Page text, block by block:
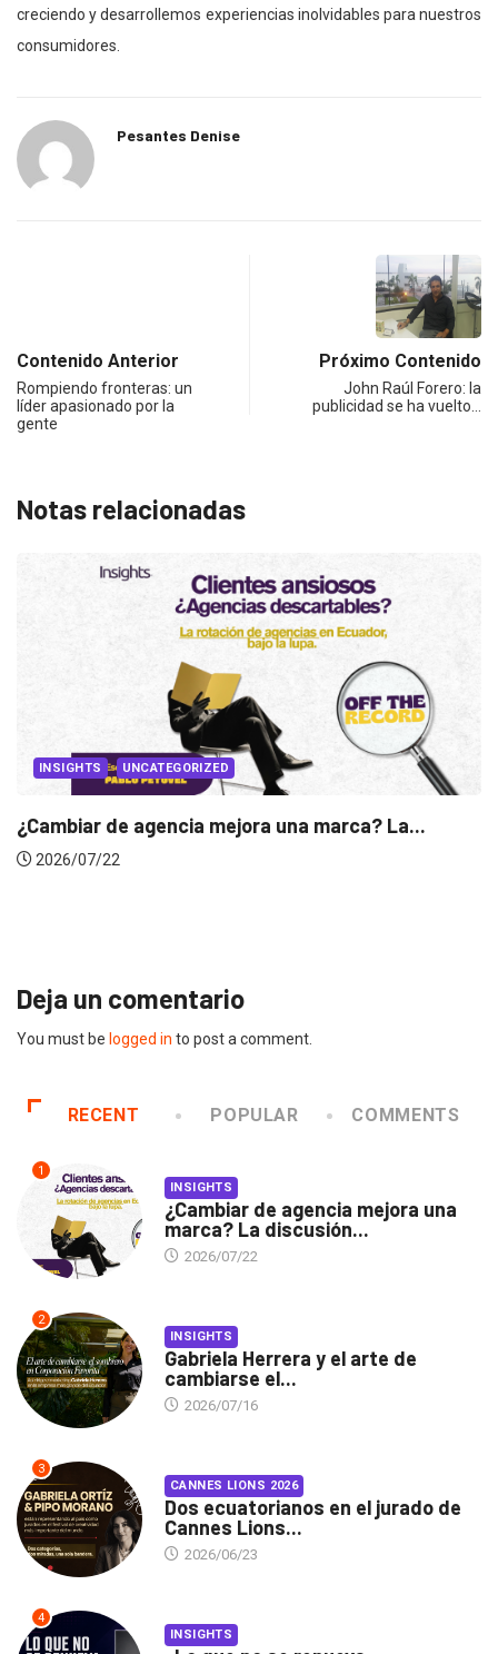
creciendo y desarrollemos experiencias inolvidables para nuestros
consumidores.
Pesantes Denise
Contenido Anterior
Rompiendo fronteras: un
líder apasionado por la
gente
Próximo Contenido
John Raúl Forero: la
publicidad se ha vuelto…
Notas relacionadas
INSIGHTS
Deja un comentario
You must be logged in to post a comment.
RECENT POPULAR COMMENTS
1
INSIGHTS
¿Cambiar de agencia mejora una
marca? La discusión...
2026/07/22
2
INSIGHTS
Gabriela Herrera y el arte de
cambiarse el...
2026/07/16
3
CANNES LIONS 2026
Dos ecuatorianos en el jurado de
Cannes Lions...
2026/06/23
4
INSIGHTS